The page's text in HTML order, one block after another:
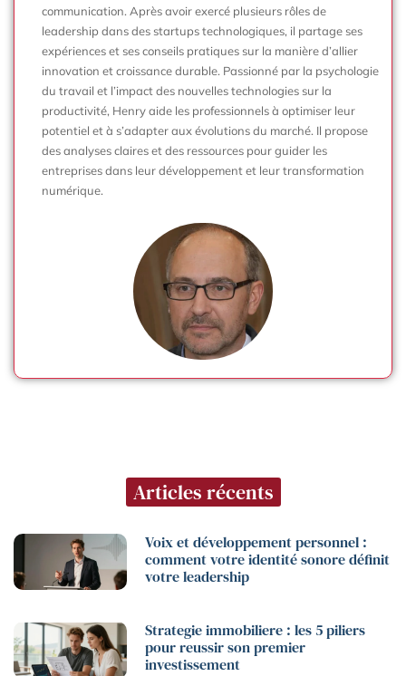
communication. Après avoir exercé plusieurs rôles de
leadership dans des startups technologiques, il partage ses
expériences et ses conseils pratiques sur la manière d’allier
innovation et croissance durable. Passionné par la psychologie
du travail et l’impact des nouvelles technologies sur la
productivité, Henry aide les professionnels à optimiser leur
potentiel et à s’adapter aux évolutions du marché. Il propose
des analyses claires et des ressources pour guider les
entreprises dans leur développement et leur transformation
numérique.
Articles récents
Voix et développement personnel :
comment votre identité sonore définit
votre leadership
Strategie immobiliere : les 5 piliers
pour reussir son premier
investissement